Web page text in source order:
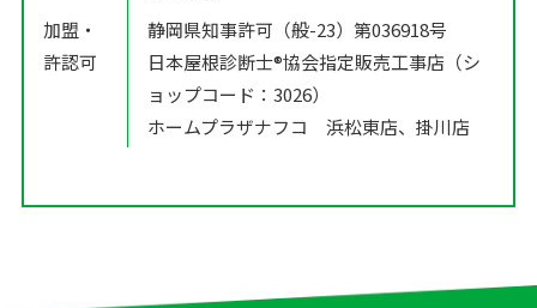
加盟・
許認可
静岡県知事許可（般-23）第036918号
日本屋根診断士®️協会指定販売工事店（シ
ョップコード：3026）
ホームプラザナフコ 浜松東店、掛川店